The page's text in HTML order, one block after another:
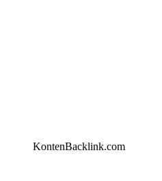
KontenBacklink.com